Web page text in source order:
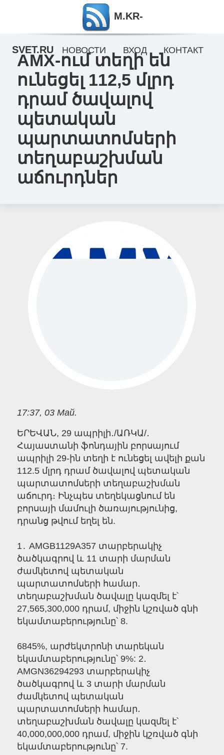
AMX-ում տեղի են
ունեցել 112,5 մլրդ
դրամ ծավալով
պետական
պարտատոմսերի
տեղաբաշխման
աճուրդներ
17:37, 03 Май.
ԵՐԵՎԱՆ, 29 ապրիլի․/ԱՌԿԱ/․
Հայաստանի ֆոնդային բորսայում
ապրիլի 29-ին տեղի է ունեցել ավելի քան
112.5 մլրդ դրամ ծավալով պետական
պարտատոմսերի տեղաբաշխման
աճուրդ։ Ինչպես տեղեկացնում են
բորսայի մամուլի ծառայությունից,
դրանց թվում եղել են.
1․ AMGB1129A357 տարբերակիչ
ծածկագրով և 11 տարի մարման
ժամկետով պետական
պարտատոմսերի համար․
տեղաբաշխման ծավալը կազմել է՝
27,565,300,000 դրամ, միջին կշռված գնի
եկամտաբերությունը՝ 8.
6845%, արժեկտրոնի տարեկան
եկամտաբերությունը՝ 9%: 2․
AMGN36294293 տարբերակիչ
ծածկագրով և 3 տարի մարման
ժամկետով պետական
պարտատոմսերի համար․
տեղաբաշխման ծավալը կազմել է՝
40,000,000,000 դրամ, միջին կշռված գնի
եկամտաբերությունը՝ 7.
M.KR-
SVET.RU НОВОСТИ ВХОД КОНТАКТ